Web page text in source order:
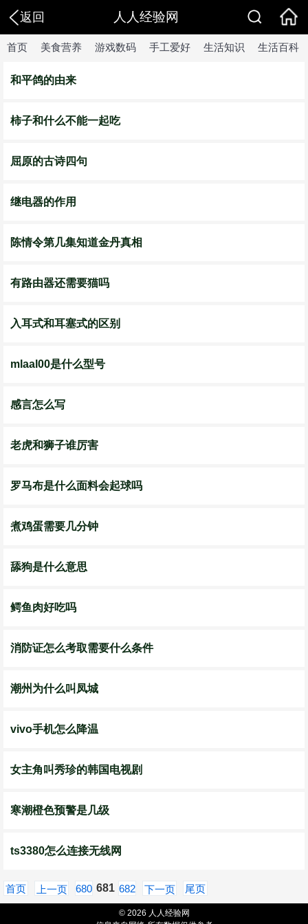
返回 人人经验网
首页 美食营养 游戏数码 手工爱好 生活知识 生活百科
和平鸽的由来
柿子和什么不能一起吃
屈原的古诗四句
继电器的作用
陈情令第几集知道金丹真相
有路由器还需要猫吗
入耳式和耳塞式的区别
mlaal00是什么型号
感言怎么写
老虎和狮子谁厉害
罗马布是什么面料会起球吗
煮鸡蛋需要几分钟
舔狗是什么意思
鳄鱼肉好吃吗
消防证怎么考取需要什么条件
潮州为什么叫凤城
vivo手机怎么降温
女主角叫秀珍的韩国电视剧
寒潮橙色预警是几级
ts3380怎么连接无线网
首页 上一页 680 681 682 下一页 尾页
© 2026 人人经验网